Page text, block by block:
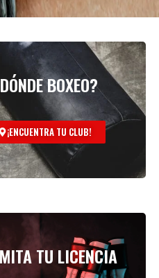
BOXEO?
¡ENCUENTRA TU CLUB!
TU LICENCIA